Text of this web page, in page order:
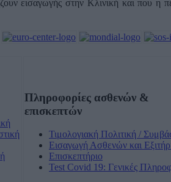
εισαγωγής στην Κλινική και που η
Πληροφορίες ασθενών &
επισκεπτών
Τιμολογιακή Πολιτική /
Εισαγωγή Ασθενών και
Επισκεπτήριο
Test Covid 19: Γενικές